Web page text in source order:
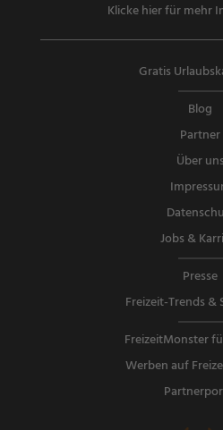
Klicke hier für mehr
Gratis
Blog
Partner
Über uns
Jobs &
Presse
Freizeit-Trends &
FreizeitMonster
Werben auf